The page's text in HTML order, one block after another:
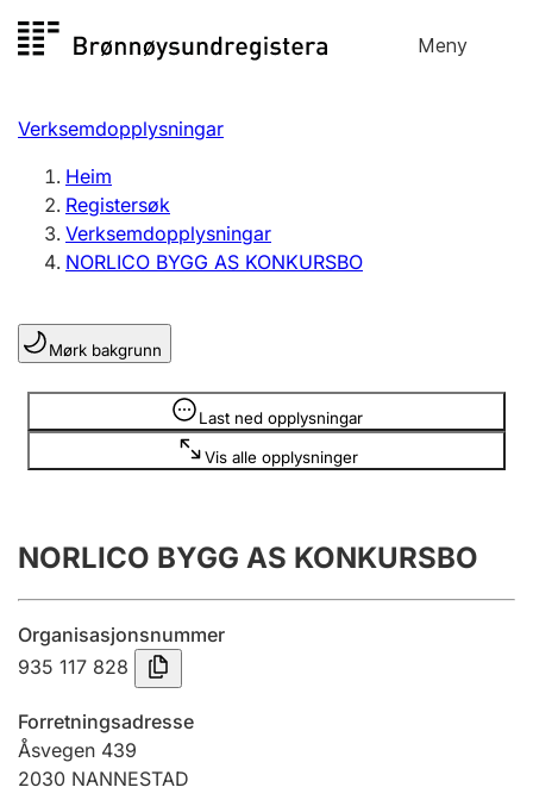
til
Meny
Registersøk
Aksjeselskap
Enkeltpersonføretak
Registrere, endre, slette
Lag og foreining
Registrere, endre, slette
Årsrekneskap
Innsending og forseinkingsgebyr
Tinglysing
Jeger
Verksemdopplysningar
Heim
Registersøk
Verksemdopplysningar
NORLICO BYGG AS KONKURSBO
Mørk bakgrunn
Last ned opplysningar
Vis alle opplysninger
Opplysninger er skjult
NORLICO BYGG AS KONKURSBO
Organisasjonsnummer
935 117 828
Forretningsadresse
Åsvegen 439
2030 NANNESTAD